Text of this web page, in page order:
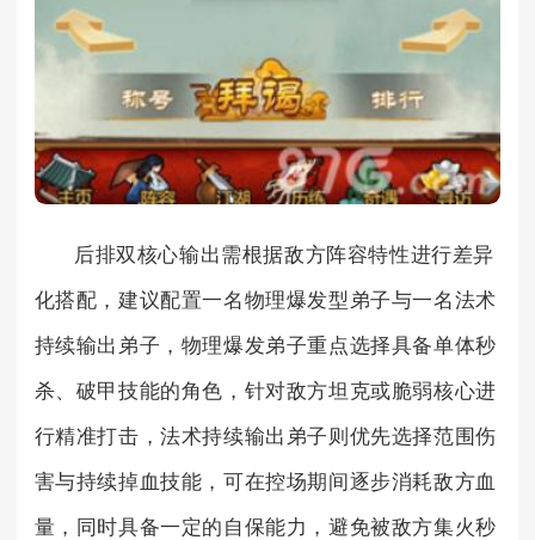
后排双核心输出需根据敌方阵容特性进行差异
化搭配，建议配置一名物理爆发型弟子与一名法术
持续输出弟子，物理爆发弟子重点选择具备单体秒
杀、破甲技能的角色，针对敌方坦克或脆弱核心进
行精准打击，法术持续输出弟子则优先选择范围伤
害与持续掉血技能，可在控场期间逐步消耗敌方血
量，同时具备一定的自保能力，避免被敌方集火秒